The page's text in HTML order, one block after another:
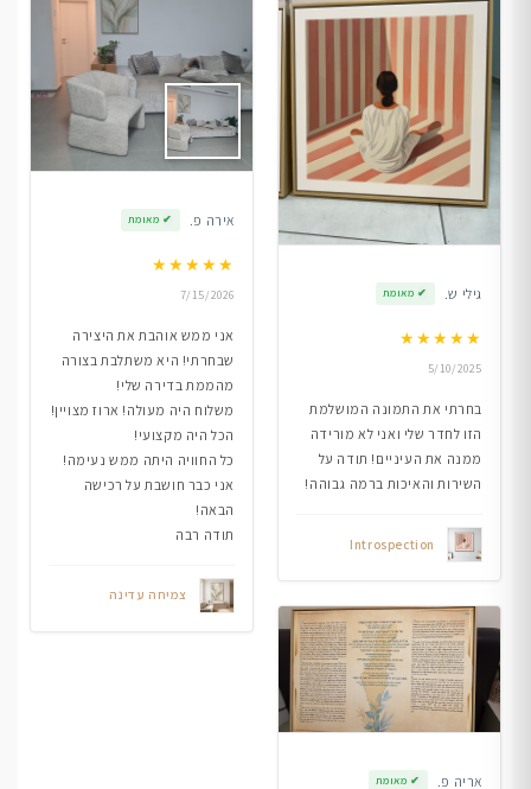
גילי ש. ✔ מאומת
★★★★★
5/10/2025
בחרתי את התמונה המושלמת
הזו לחדר שלי ואני לא מורידה
ממנה את העיניים! תודה על
השירות והאיכות ברמה גבוהה!
Introspection
אריה פ. ✔ מאומת
אירה פ. ✔ מאומת
★★★★★
7/15/2026
אני ממש אוהבת את היצירה
שבחרתי! היא משתלבת בצורה
מהממת בדירה שלי!
משלוח היה מעולה! ארוז מצויין!
הכל היה מקצועי!
כל החוויה היתה ממש נעימה!
אני כבר חושבת על רכישה
הבאה!
תודה רבה
צמיחה עדינה